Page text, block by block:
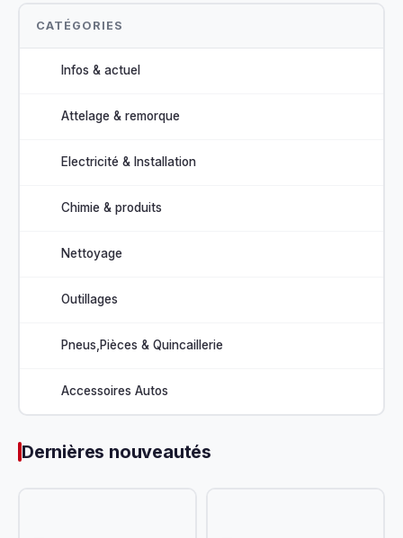
CATÉGORIES
Infos & actuel
Attelage & remorque
Electricité & Installation
Chimie & produits
Nettoyage
Outillages
Pneus,Pièces & Quincaillerie
Accessoires Autos
Dernières nouveautés